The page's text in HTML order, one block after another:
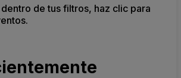
de tus filtros, haz clic para